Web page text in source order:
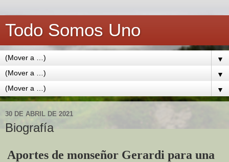
Todo Somos Uno
▼
▼
▼
30 DE ABRIL DE 2021
Biografía
Aportes de monseñor Gerardi para una